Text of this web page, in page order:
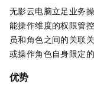
无影云电脑立足业务
能操作维度的权限管
员和角色之间的关联
或操作角色自身限定的
优势